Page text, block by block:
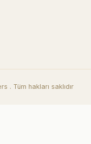
. Tüm hakları saklıdır